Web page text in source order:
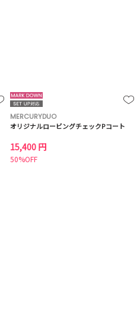
MERCURYDUO
オリジナルロービングチェックPコート
15,400 円
50%OFF